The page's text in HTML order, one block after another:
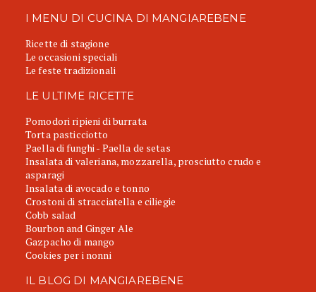
I MENU DI CUCINA DI MANGIAREBENE
Ricette di stagione
Le occasioni speciali
Le feste tradizionali
LE ULTIME RICETTE
Pomodori ripieni di burrata
Torta pasticciotto
Paella di funghi - Paella de setas
Insalata di valeriana, mozzarella, prosciutto crudo e
asparagi
Insalata di avocado e tonno
Crostoni di stracciatella e ciliegie
Cobb salad
Bourbon and Ginger Ale
Gazpacho di mango
Cookies per i nonni
IL BLOG DI MANGIAREBENE